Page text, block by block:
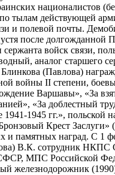
националистов
тылам действующей
и полевой почты.
после долгожданной
сержанта войск связи,
аналог старшего
(Павлова)
войны II степени,
Варшавы», «За
«За доблестный
1945 гг.», польской
Крест Заслуги»
и памятных наград. С 1
В.К. сотрудник НКПС
МПС Российской
железнодорожник